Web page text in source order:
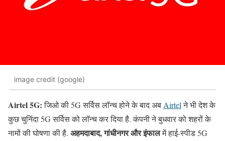
image credit (google)
Airtel 5G:जिओ की 5G सर्विस लॉन्च होने के बाद अब Airtelने भी देश के
कुछ चुनिंदा 5G सर्विस को लॉन्च कर दिया है. कंपनी ने बुधवार को शहरों के
नामों की घोषणा की है. अहमदाबाद, गांधीनगर और इंफालमें हाई-स्पीड 5G